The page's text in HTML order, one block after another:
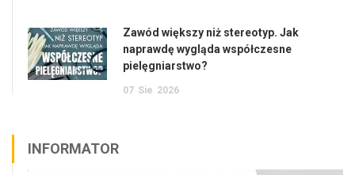
Zawód większy niż stereotyp. Jak
naprawdę wygląda współczesne
pielęgniarstwo?
07 Sie 2026
INFORMATOR